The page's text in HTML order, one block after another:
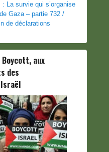
La survie qui s’organise
Gaza – partie 732 /
de déclarations
aux
des